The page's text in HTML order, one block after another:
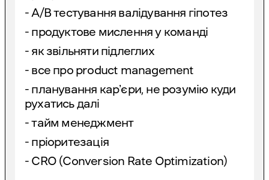
- A/B тестування валідування гіпотез
- продуктове мислення у команді
- як звільняти підлеглих
- все про product management
- планування карʼєри, не розумію куди
рухатись далі
- тайм менеджмент
- пріоритезація
- CRO (Conversion Rate Optimization)